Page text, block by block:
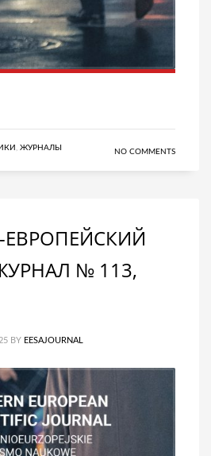
, ЖУРНАЛЫ NO COMMENTS
№ 113,
BY EESAJOURNAL